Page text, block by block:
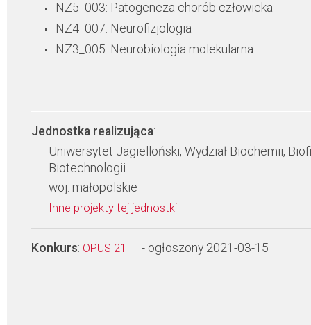
NZ5_003: Patogeneza chorób człowieka
NZ4_007: Neurofizjologia
NZ3_005: Neurobiologia molekularna
Jednostka realizująca:
Uniwersytet Jagielloński, Wydział Biochemii,
Biotechnologii
woj. małopolskie
Inne projekty tej jednostki
Konkurs: OPUS 21 - ogłoszony 2021-03-15